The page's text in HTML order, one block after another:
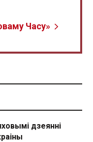
Часу»
дзеянні